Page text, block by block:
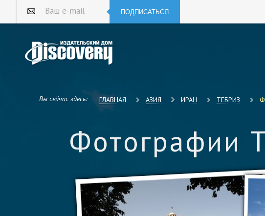
Ваш e-mail ПОДПИСАТЬСЯ
Вы сейчас здесь: ГЛАВНАЯ АЗИЯ ИРАН ТЕБРИЗ
Фотографии